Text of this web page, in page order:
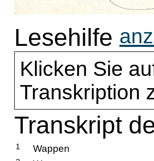
Lesehilfe
Klicken Sie
Transkription
Transkript
1 Wappen